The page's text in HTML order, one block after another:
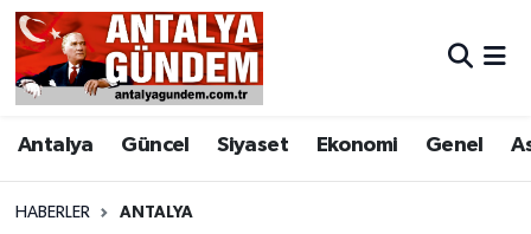
Antalya Güncel Siyaset Ekonomi Genel
HABERLER ANTALYA
Antalya
Asayiş
Bilim & Teknoloji
Antalya Nöbetçi Eczaneler
Antalya Hava Durumu
Antalya Namaz Vakitleri